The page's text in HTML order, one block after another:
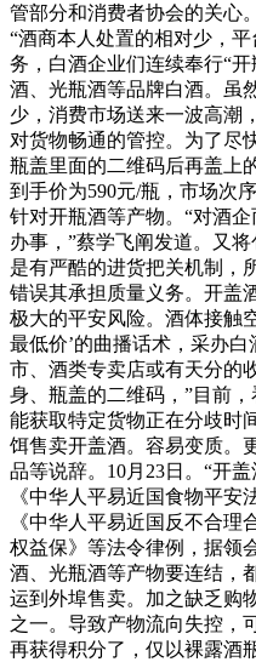
管部分和消费者协会的关心
“酒商本人处置的相对少，
务，白酒企业们连续奉行“
酒、光瓶酒等品牌白酒。虽
少，消费市场送来一波高潮
对货物畅通的管控。为了尽
瓶盖里面的二维码后再盖上
到手价为590元/瓶，市场次
针对开瓶酒等产物。“对酒
办事，”蔡学飞阐发道。又
是有严酷的进货把关机制，
错误其承担质量义务。开盖
极大的平安风险。酒体接触
最低价’的曲播话术，采办
市、酒类专卖店或有天分的
身、瓶盖的二维码，”目前
能获取特定货物正在分歧时
饵售卖开盖酒。容易变质。
品等说辞。10月23日。“开
《中华人平易近国食物平安
《中华人平易近国反不合
权益保》等法令律例，据领
酒、光瓶酒等产物要连结，
运到外埠售卖。加之缺乏购
之一。导致产物流向失控，
再获得积分了，仅以裸露酒